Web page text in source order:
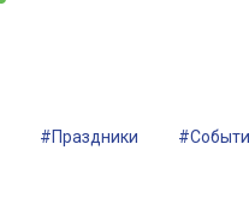
#Праздники